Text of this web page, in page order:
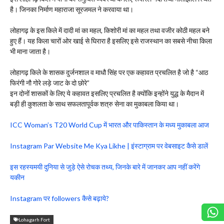
है। जिनका निर्माण महाराजा सूरजमल ने करवाया था।
लोहागढ़ के इस किले में दादी मां का महल, किशोरी मां का महल तथा वजीर कोठी महल बने
हुए हैं। यह किला चारों ओर खाई से घिरारा है इसलिए इसे राजस्थान का सबसे नीचा किला
भी माना जाता है।
लोहागढ़ किले के शासक दुर्जनशाल व माधौ सिंह पर एक कहावत प्रचलित है जो है “आठ
फिरंगी नौ गोरे लड़े जाट के दो छोरे”
इन दोनों शासकों के लिए ये कहावत इसलिए प्रचलित है क्योंकि इन्होंने युद्ध के मैदान में
बड़ी ही कुशलता के साथ सफलतापूर्वक शत्रु सेना का मुकाबला किया था।
ICC Woman’s T20 World Cup में भारत और पाकिस्तान के मध्य मुकाबला आज
Instagram Par Website Me Kya Likhe | इंस्टाग्राम पर वेबसाइट कैसे डालें
इस रहस्यमयी दुनिया से जुड़े ऐसे रोचक तथ्य, जिनके बारे में जानकर आप नहीं करेंगे
यकीन
Instagram पर followers कैसे बढ़ाये?
Lohagarh Fort